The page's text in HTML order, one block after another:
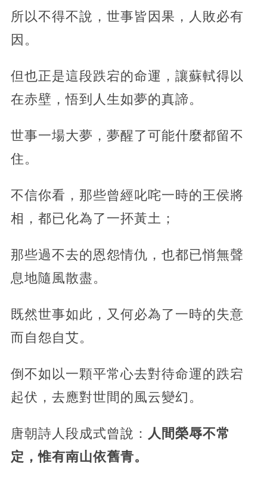
所以不得不說，世事皆因果，人敗必有
因。
但也正是這段跌宕的命運，讓蘇軾得以
在赤壁，悟到人生如夢的真諦。
世事一場大夢，夢醒了可能什麼都留不
住。
不信你看，那些曾經叱咤一時的王侯將
相，都已化為了一抔黃土；
那些過不去的恩怨情仇，也都已悄無聲
息地隨風散盡。
既然世事如此，又何必為了一時的失意
而自怨自艾。
倒不如以一顆平常心去對待命運的跌宕
起伏，去應對世間的風云變幻。
唐朝詩人段成式曾說： 人間榮辱不常
定，惟有南山依舊青。